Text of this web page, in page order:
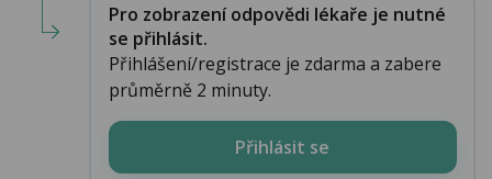
Pro zobrazení odpovědi lékaře je nutné
se přihlásit.
Přihlášení/registrace je zdarma a zabere
průměrně 2 minuty.
Přihlásit se